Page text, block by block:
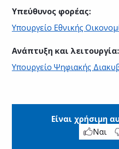
Υπεύθυνος φορέας:
Υπουργείο Εθνικής
Ανάπτυξη και λειτουργία:
Υπουργείο Ψηφιακής
Είναι χρήσιμη
Ναι